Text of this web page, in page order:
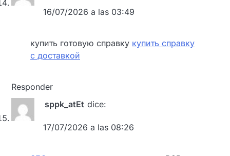
16/07/2026 a las 03:49
купить готовую справку купить справку
с доставкой
Responder
sppk_atEt dice:
17/07/2026 a las 08:26